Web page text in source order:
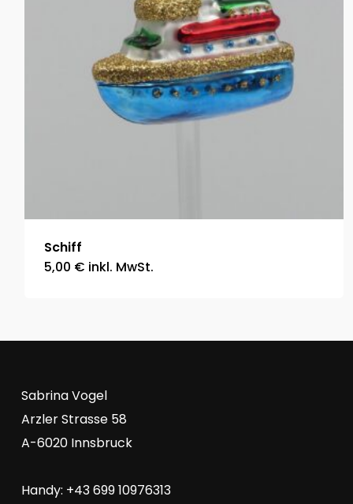
Schiff
5,00 € inkl. MwSt.
Sabrina Vogel
Arzler Strasse 58
A-6020 Innsbruck
Handy: +43 699 10976313